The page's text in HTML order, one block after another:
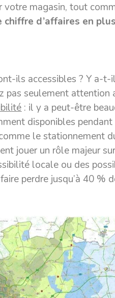
votre magasin, tout
chiffre d’affaires en plus
ils accessibles ? Y a-
pas seulement attention
: il y a peut-être
disponibles pendant
le stationnement
jouer un rôle majeur
locale ou des
perdre jusqu’à40 %